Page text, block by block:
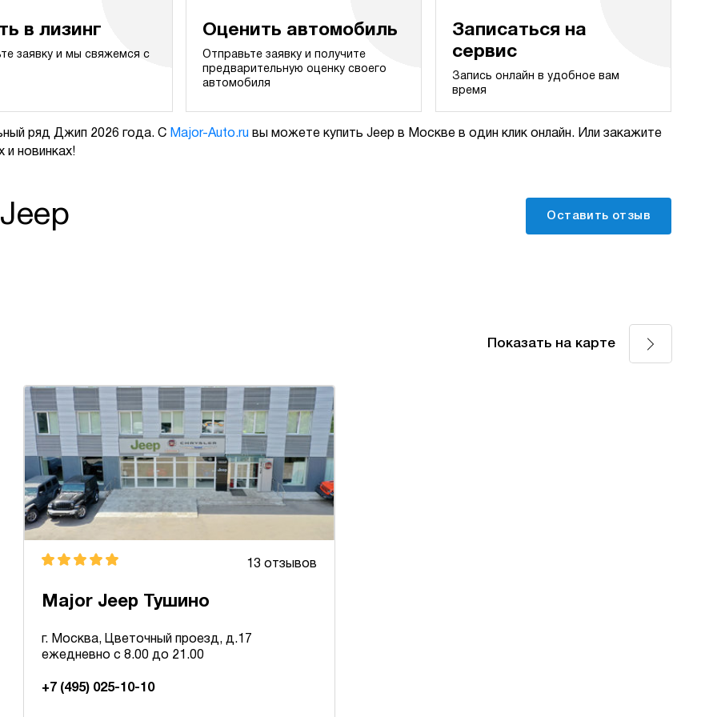
в лизинг
заявку и мы свяжемся с
Оценить автомобиль
Отправьте заявку и получите
предварительную оценку своего
автомобиля
Записаться на
сервис
Запись онлайн в удобное вам
время
ряд Джип 2026 года. С Major-Auto.ru вы можете купить Jeep в Москве в один клик онлайн. Или закажите
и новинках!
Оставить отзыв
Показать на карте
13 отзывов
Major Jeep Тушино
г. Москва, Цветочный проезд, д.17
ежедневно с 8.00 до 21.00
+7 (495) 025-10-10